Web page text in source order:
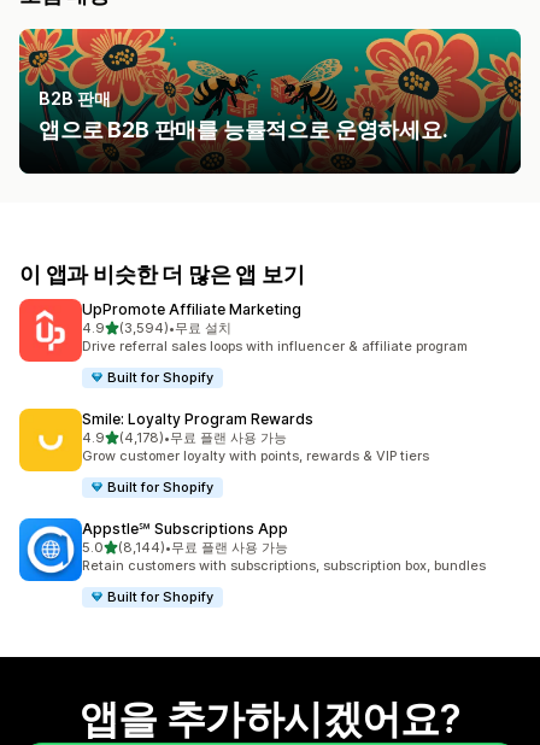
B2B 판매
앱으로 B2B 판매를 능률적으로 운영하세요.
이 앱과 비슷한 더 많은 앱 보기
UpPromote Affiliate Marketing
4.9별 5개 중
(3,594)
총 리뷰 3594개
•무료 설치
Drive referral sales loops with influencer & affiliate program
Built for Shopify
Smile: Loyalty Program Rewards
4.9별 5개 중
(4,178)
총 리뷰 4178개
•무료 플랜 사용 가능
Grow customer loyalty with points, rewards & VIP tiers
Built for Shopify
Appstle℠ Subscriptions App
5.0별 5개 중
(8,144)
총 리뷰 8144개
•무료 플랜 사용 가능
Retain customers with subscriptions, subscription box, bundles
Built for Shopify
앱을 추가하시겠어요?